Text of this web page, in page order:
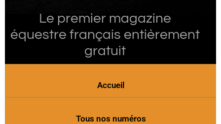
Le premier magazine
équestre français entièrement
gratuit
Accueil
Tous nos numéros